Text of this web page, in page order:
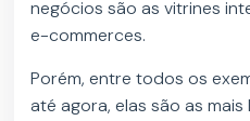
negócios são as vitrines
e-commerces.
Porém, entre todos os
até agora, elas são as